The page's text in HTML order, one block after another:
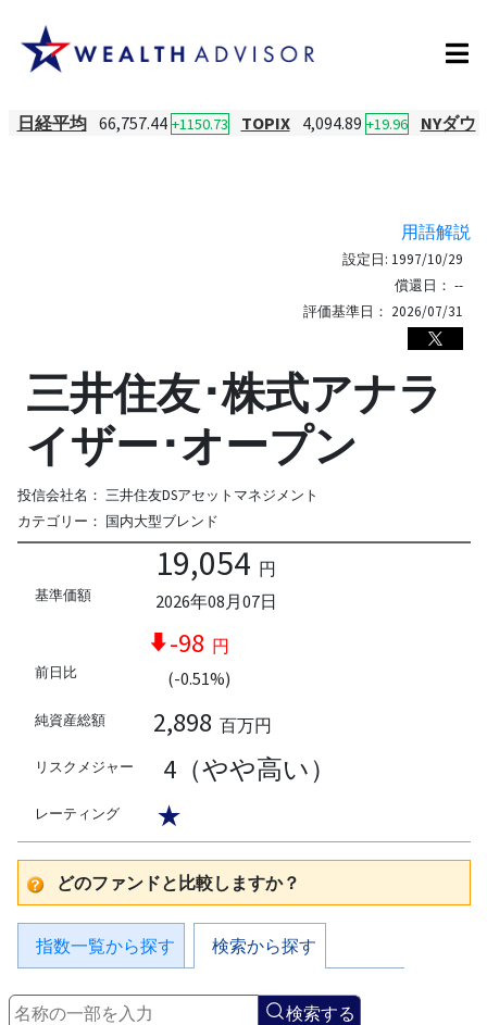
日経平均 66,757.44 +1150.73 TOPIX 4,094.89 +19.96 NYダウ
用語解説
設定日: 1997/10/29
償還日： --
評価基準日： 2026/07/31
三井住友･株式アナラ
イザー･オープン
投信会社名： 三井住友DSアセットマネジメント
カテゴリー： 国内大型ブレンド
基準価額
19,054 円
2026年08月07日
前日比
-98 円
(-0.51%)
純資産総額 2,898 百万円
リスクメジャー 4（やや高い）
レーティング ★
どのファンドと比較しますか？
指数一覧から探す 検索から探す
検索する